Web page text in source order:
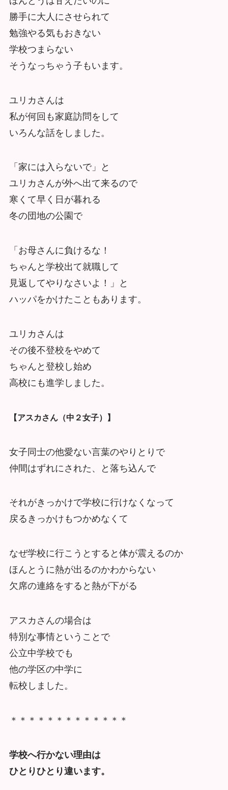
勝手に大人にさせられて
勉強やる気もおきない
学校つまらない
そうなっちゃう子もいます。
ユリカさんは
私が何回も家庭訪問をして
いろんな話をしました。
「家には入らないで」と
ユリカさんが外へ出て来るので
寒くて早く日が暮れる
冬の団地の公園で
「お母さんに負けるな！
ちゃんと学校出て就職して
見返してやりなさいよ！」と
ハッパをかけたこともあります。
ユリカさんは
その後不登校をやめて
ちゃんと登校し始め
高校にも進学しました。
【アスカさん（中２女子）】
女子同士の他愛ない言葉のやりとりで
仲間はずれにされた、と落ち込んで
それがきっかけで学校に行けなくなって
戻るきっかけもつかめなくて
なぜ学校に行こうとすると体が震えるのか
ほんとうに熱が出るのかわからない
欠席の連絡をすると熱が下がる
アスカさんの場合は
特別な事情ということで
公立中学校でも
他の学区の中学に
転校しました。
＊＊＊＊＊＊＊＊＊＊＊＊＊
学校へ行かない理由は
ひとりひとり違います。